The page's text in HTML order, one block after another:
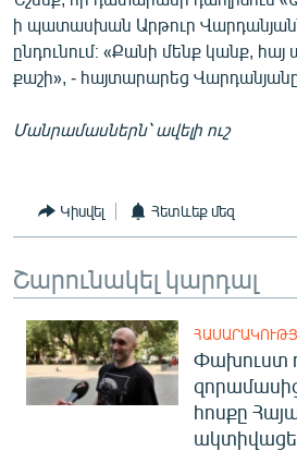
ի պատասխան Արթուր
ընդունում։ «Քանի մենք կանք, հայ
քաշի», - հայտարարեց
Մանրամասներն՝ ավելի ուշ
Կիսվել Հետևեք մեզ
Շարունակել կարդալ
Փախուստ
հոսքը